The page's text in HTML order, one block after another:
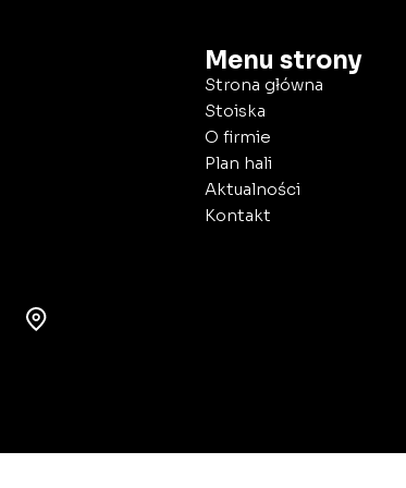
Menu strony
Strona główna
Stoiska
O firmie
Plan hali
Aktualności
Kontakt